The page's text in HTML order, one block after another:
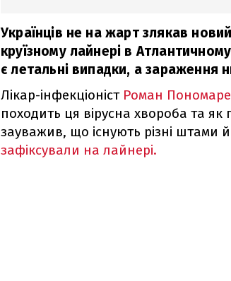
Українців не на жарт злякав
круїзному лайнері в
є летальні випадки, а зараження
Лікар-інфекціоніст Роман
походить ця вірусна хвороба та як
зауважив, що існують різні штами
зафіксували на лайнері.